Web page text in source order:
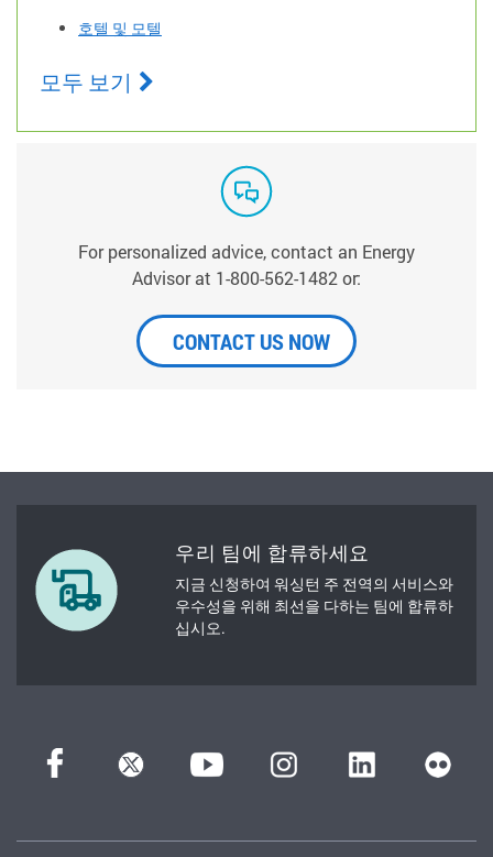
호텔 및 모텔
모두 보기
For personalized advice, contact an Energy
Advisor at 1-800-562-1482 or:
CONTACT US NOW
우리 팀에 합류하세요
지금 신청하여 워싱턴 주 전역의 서비스와
우수성을 위해 최선을 다하는 팀에 합류하
십시오.